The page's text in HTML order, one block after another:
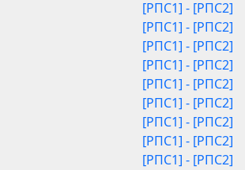
[РПС1] - [РПС2]
[РПС1] - [РПС2]
[РПС1] - [РПС2]
[РПС1] - [РПС2]
[РПС1] - [РПС2]
[РПС1] - [РПС2]
[РПС1] - [РПС2]
[РПС1] - [РПС2]
[РПС1] - [РПС2]